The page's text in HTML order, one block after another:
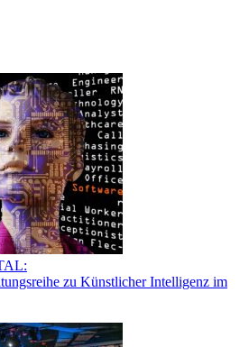
zu Künstlicher Intelligenz im